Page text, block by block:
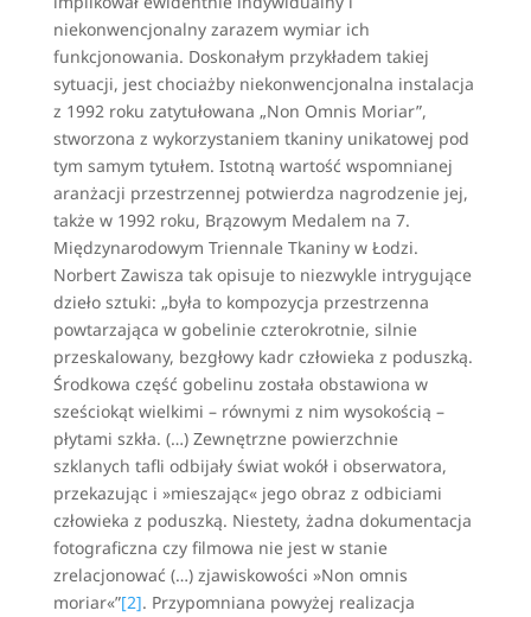
niekonwencjonalny zarazem wymiar ich
funkcjonowania. Doskonałym przykładem takiej
sytuacji, jest chociażby niekonwencjonalna instalacja
z 1992 roku zatytułowana „Non Omnis Moriar”,
stworzona z wykorzystaniem tkaniny unikatowej pod
tym samym tytułem. Istotną wartość wspomnianej
aranżacji przestrzennej potwierdza nagrodzenie jej,
także w 1992 roku, Brązowym Medalem na 7.
Międzynarodowym Triennale Tkaniny w Łodzi.
Norbert Zawisza tak opisuje to niezwykle intrygujące
dzieło sztuki: „była to kompozycja przestrzenna
powtarzająca w gobelinie czterokrotnie, silnie
przeskalowany, bezgłowy kadr człowieka z poduszką.
Środkowa część gobelinu została obstawiona w
sześciokąt wielkimi – równymi z nim wysokością –
płytami szkła. (…) Zewnętrzne powierzchnie
szklanych tafli odbijały świat wokół i obserwatora,
przekazując i »mieszając« jego obraz z odbiciami
człowieka z poduszką. Niestety, żadna dokumentacja
fotograficzna czy filmowa nie jest w stanie
zrelacjonować (…) zjawiskowości »Non omnis
moriar«”[2]. Przypomniana powyżej realizacja